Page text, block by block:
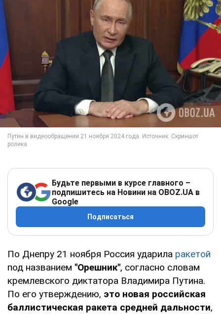
Будьте первыми в курсе главного –
подпишитесь на Новини на OBOZ.UA в
Google
Подписаться
По Днепру 21 ноября Россия ударила ракетой
под названием "Орешник", согласно словам
кремлевского диктатора Владимира Путина.
По его утверждению, это новая российская
баллистическая ракета средней дальности,